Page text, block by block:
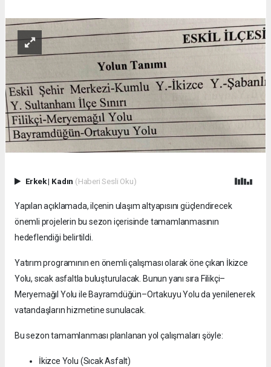
Erkek| Kadın (Haberi Sesli Oku)
Yapılan açıklamada, ilçenin ulaşım altyapısını güçlendirecek
önemli projelerin bu sezon içerisinde tamamlanmasının
hedeflendiği belirtildi.
Yatırım programının en önemli çalışması olarak öne çıkan İkizce
Yolu, sıcak asfaltla buluşturulacak. Bunun yanı sıra Filikçi–
Meryemağıl Yolu ile Bayramdüğün–Ortakuyu Yolu da yenilenerek
vatandaşların hizmetine sunulacak.
Bu sezon tamamlanması planlanan yol çalışmaları şöyle:
İkizce Yolu (Sıcak Asfalt)